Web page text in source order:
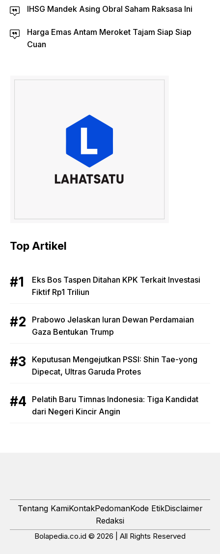
IHSG Mandek Asing Obral Saham Raksasa Ini
Harga Emas Antam Meroket Tajam Siap Siap
Cuan
Top Artikel
Eks Bos Taspen Ditahan KPK Terkait Investasi
Fiktif Rp1 Triliun
Prabowo Jelaskan Iuran Dewan Perdamaian
Gaza Bentukan Trump
Keputusan Mengejutkan PSSI: Shin Tae-yong
Dipecat, Ultras Garuda Protes
Pelatih Baru Timnas Indonesia: Tiga Kandidat
dari Negeri Kincir Angin
Tentang KamiKontakPedomanKode EtikDisclaimer
Redaksi
Bolapedia.co.id © 2026 | All Rights Reserved